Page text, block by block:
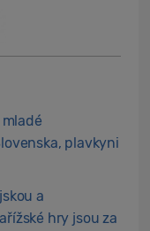
plavkyni
a
hry jsou za